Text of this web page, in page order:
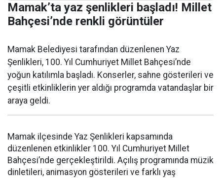
Mamak’ta yaz şenlikleri başladı! Millet
Bahçesi’nde renkli görüntüler
Mamak Belediyesi tarafından düzenlenen Yaz
Şenlikleri, 100. Yıl Cumhuriyet Millet Bahçesi’nde
yoğun katılımla başladı. Konserler, sahne gösterileri ve
çeşitli etkinliklerin yer aldığı programda vatandaşlar bir
araya geldi.
Mamak ilçesinde Yaz Şenlikleri kapsamında
düzenlenen etkinlikler 100. Yıl Cumhuriyet Millet
Bahçesi’nde gerçekleştirildi. Açılış programında müzik
dinletileri, animasyon gösterileri ve farklı yaş